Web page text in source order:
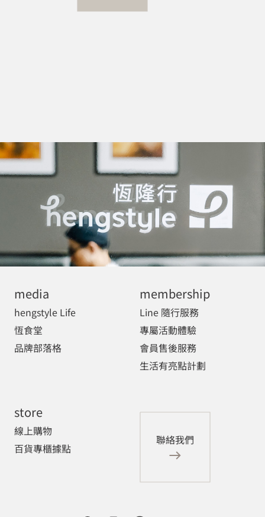
media
hengstyle Life
恆食堂
品牌部落格
membership
Line 隨行服務
專屬活動體驗
會員售後服務
生活有亮點計劃
store
線上購物
百貨專櫃據點
聯絡我們